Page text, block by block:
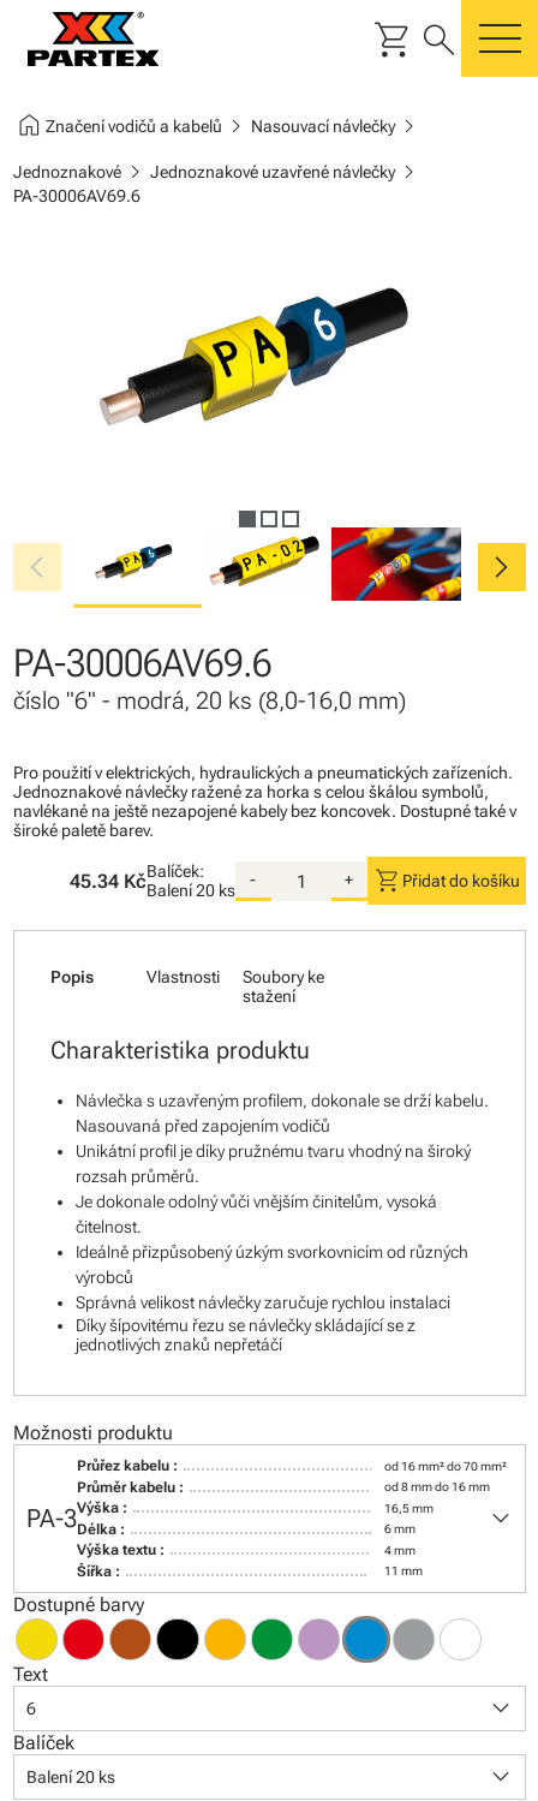
shopping_cart search
home Značení vodičů a kabelů chevron_right Nasouvací návlečkychevron_right
Jednoznakovéchevron_right Jednoznakové uzavřené návlečkychevron_right
PA-30006AV69.6
chevron_left chevron_right
PA-30006AV69.6
číslo "6" - modrá, 20 ks (8,0-16,0 mm)
Pro použití v elektrických, hydraulických a pneumatických zařízeních.
Jednoznakové návlečky ražené za horka s celou škálou symbolů,
navlékané na ještě nezapojené kabely bez koncovek. Dostupné také v
široké paletě barev.
45.34 KčBalíček:
Balení20 ks
- + shopping_cart Přidat do košíku
Popis Vlastnosti
Soubory ke
stažení
Charakteristika produktu
Návlečka s uzavřeným profilem, dokonale se drží kabelu.
Nasouvaná před zapojením vodičů
Unikátní profil je díky pružnému tvaru vhodný na široký
rozsah průměrů.
Je dokonale odolný vůči vnějším činitelům, vysoká
čitelnost.
Ideálně přizpůsobený úzkým svorkovnicím od různých
výrobců
Správná velikost návlečky zaručuje rychlou instalaci
Díky šípovitému řezu se návlečky skládající se z
jednotlivých znaků nepřetáčí
Možnosti produktu
PA-3
Průřez kabelu : od 16 mm² do 70 mm²
Průměr kabelu : od 8 mm do 16 mm
Výška : 16,5 mm
Délka : 6 mm
Výška textu : 4 mm
Šířka : 11 mm
keyboard_arrow_down
Dostupné barvy
Text
6 keyboard_arrow_down
Balíček
Balení 20 ks keyboard_arrow_down